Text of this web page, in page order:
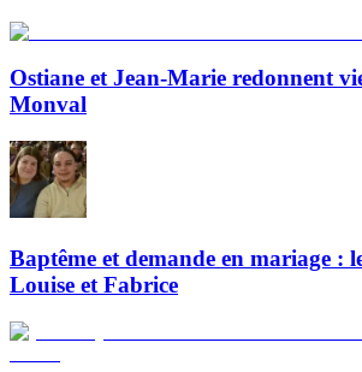
Ostiane et Jean-Marie redonnent
Monval
Baptême et demande en mariage :
Louise et Fabrice